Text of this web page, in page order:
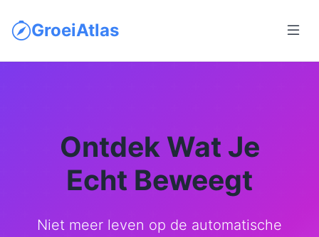
GroeiAtlas
Ontdek Wat Je
Echt Beweegt
Niet meer leven op de automatische